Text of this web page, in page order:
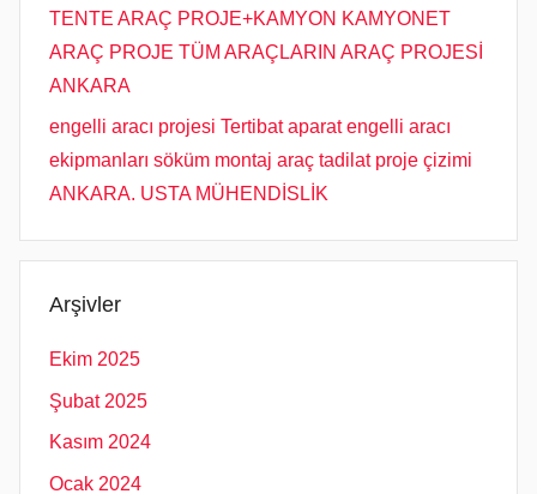
TENTE ARAÇ PROJE+KAMYON KAMYONET
ARAÇ PROJE TÜM ARAÇLARIN ARAÇ PROJESİ
ANKARA
engelli aracı projesi Tertibat aparat engelli aracı
ekipmanları söküm montaj araç tadilat proje çizimi
ANKARA. USTA MÜHENDİSLİK
Arşivler
Ekim 2025
Şubat 2025
Kasım 2024
Ocak 2024